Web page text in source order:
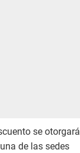
se otorgará
de las sedes